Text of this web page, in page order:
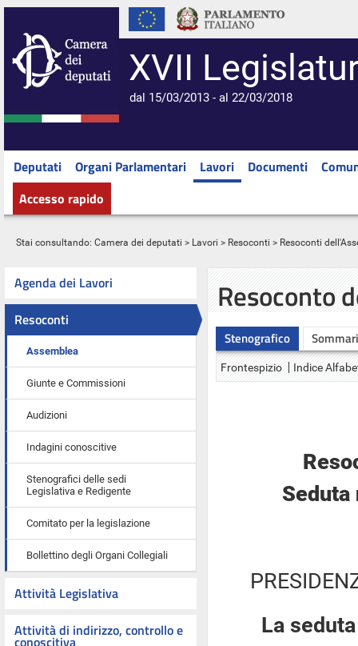
XVII
dal 15/03/2013 - al 22/03/2018
Deputati Organi Parlamentari Lavori Documenti
Accesso rapido
Stai consultando: Camera dei deputati > Lavori > Resoconti > Resoconti
Agenda dei Lavori
Resoconti
Assemblea
Giunte e Commissioni
Audizioni
Indagini conoscitive
Stenografici delle sedi
Legislativa e Redigente
Comitato per la legislazione
Bollettino degli Organi Collegiali
Attività Legislativa
Attività di indirizzo, controllo e
conoscitiva
Resoconto
Stenografico
Frontespizio Indice
La